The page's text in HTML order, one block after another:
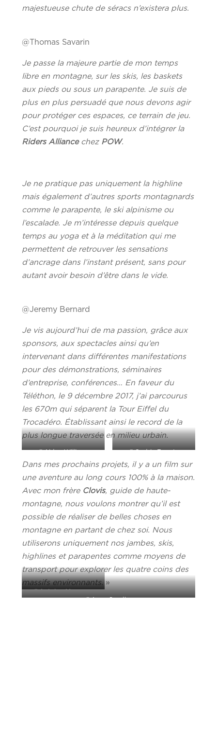
majestueuse chute de séracs n’existera plus.
@Thomas Savarin
Je passe la majeure partie de mon temps
libre en montagne, sur les skis, les baskets
aux pieds ou sous un parapente. Je suis de
plus en plus persuadé que nous devons agir
pour protéger ces espaces, ce terrain de jeu.
C’est pourquoi je suis heureux d’intégrer la
Riders Alliancechez POW.
Je ne pratique pas uniquement la highline
mais également d’autres sports montagnards
comme le parapente, le ski alpinisme ou
l’escalade. Je m’intéresse depuis quelque
temps au yoga et à la méditation qui me
permettent de retrouver les sensations
d’ancrage dans l’instant présent, sans pour
autant avoir besoin d’être dans le vide.
@Jeremy Bernard
Je vis aujourd’hui de ma passion, grâce aux
sponsors, aux spectacles ainsi qu’en
intervenant dans différentes manifestations
pour des démonstrations, séminaires
d’entreprise, conférences… En faveur du
Téléthon, le 9 décembre 2017, j’ai parcourus
les 670m qui séparent la Tour Eiffel du
Trocadéro. Établissant ainsi le record de la
plus longue traversée en milieu urbain.
@Aidan Williams @Cedric Ferraty
Dans mes prochains projets, il y a un film sur
une aventure au long cours 100% à la maison.
Avec mon frère Clovis, guide de haute-
montagne, nous voulons montrer qu’il est
possible de réaliser de belles choses en
montagne en partant de chez soi. Nous
utiliserons uniquement nos jambes, skis,
highlines et parapentes comme moyens de
transport pour explorer les quatre coins des
massifs environnants.»
@Antoine Mesnage
@Anya Sandler